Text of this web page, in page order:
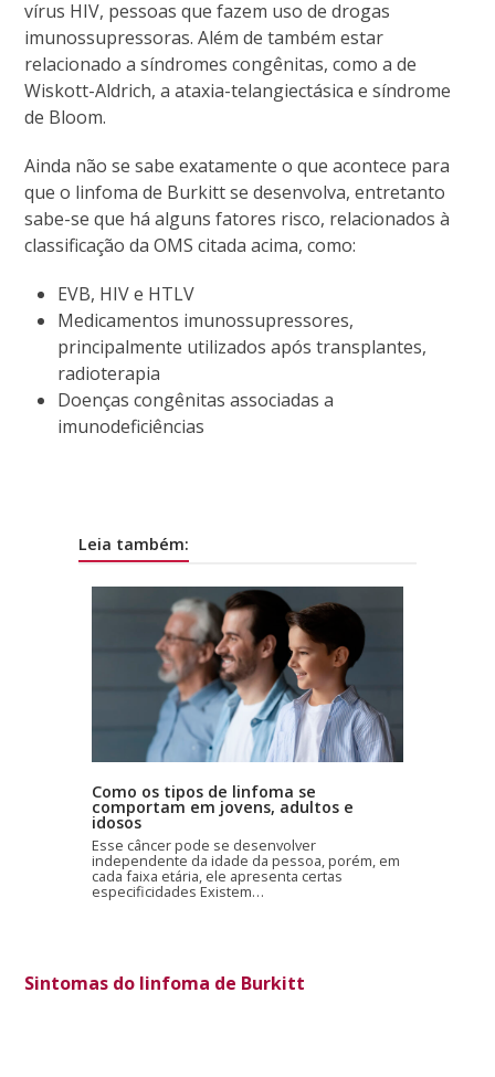
vírus HIV, pessoas que fazem uso de drogas
imunossupressoras. Além de também estar
relacionado a síndromes congênitas, como a de
Wiskott-Aldrich, a ataxia-telangiectásica e síndrome
de Bloom.
Ainda não se sabe exatamente o que acontece para
que o linfoma de Burkitt se desenvolva, entretanto
sabe-se que há alguns fatores risco, relacionados à
classificação da OMS citada acima, como:
EVB, HIV e HTLV
Medicamentos imunossupressores,
principalmente utilizados após transplantes,
radioterapia
Doenças congênitas associadas a
imunodeficiências
Leia também:
Como os tipos de linfoma se
comportam em jovens, adultos e
idosos
Esse câncer pode se desenvolver
independente da idade da pessoa, porém, em
cada faixa etária, ele apresenta certas
especificidades Existem…
Sintomas do linfoma de Burkitt